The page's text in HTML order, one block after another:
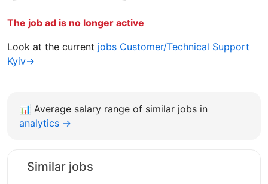
The job ad is no longer active
Look at the current jobs Customer/Technical Support
Kyiv→
📊 Average salary range of similar jobs in
analytics →
Similar jobs